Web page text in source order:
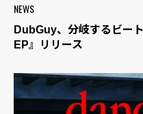
NEWS
DubGuy、分岐するビー
EP』リリース